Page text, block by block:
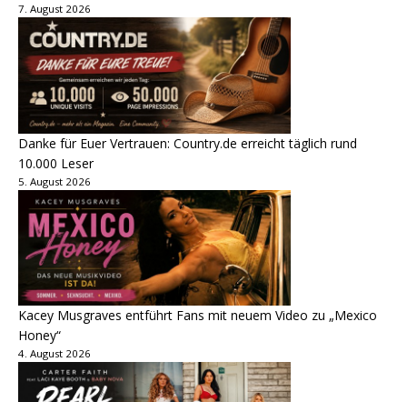
7. August 2026
Danke für Euer Vertrauen: Country.de erreicht täglich rund
10.000 Leser
5. August 2026
Kacey Musgraves entführt Fans mit neuem Video zu „Mexico
Honey“
4. August 2026